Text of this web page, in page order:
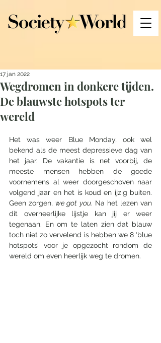
Wegdromen in donkere tijden.
De blauwste hotspots ter
wereld
17 jan 2022
Het was weer Blue Monday, ook wel
bekend als de meest depressieve dag van
het jaar. De vakantie is net voorbij, de
meeste mensen hebben de goede
voornemens al weer doorgeschoven naar
volgend jaar en het is koud en ijzig buiten.
Geen zorgen, we got you. Na het lezen van
dit overheerlijke lijstje kan jij er weer
tegenaan. En om te laten zien dat blauw
toch niet zo vervelend is hebben we 8 ‘blue
hotspots’ voor je opgezocht rondom de
wereld om even heerlijk weg te dromen.